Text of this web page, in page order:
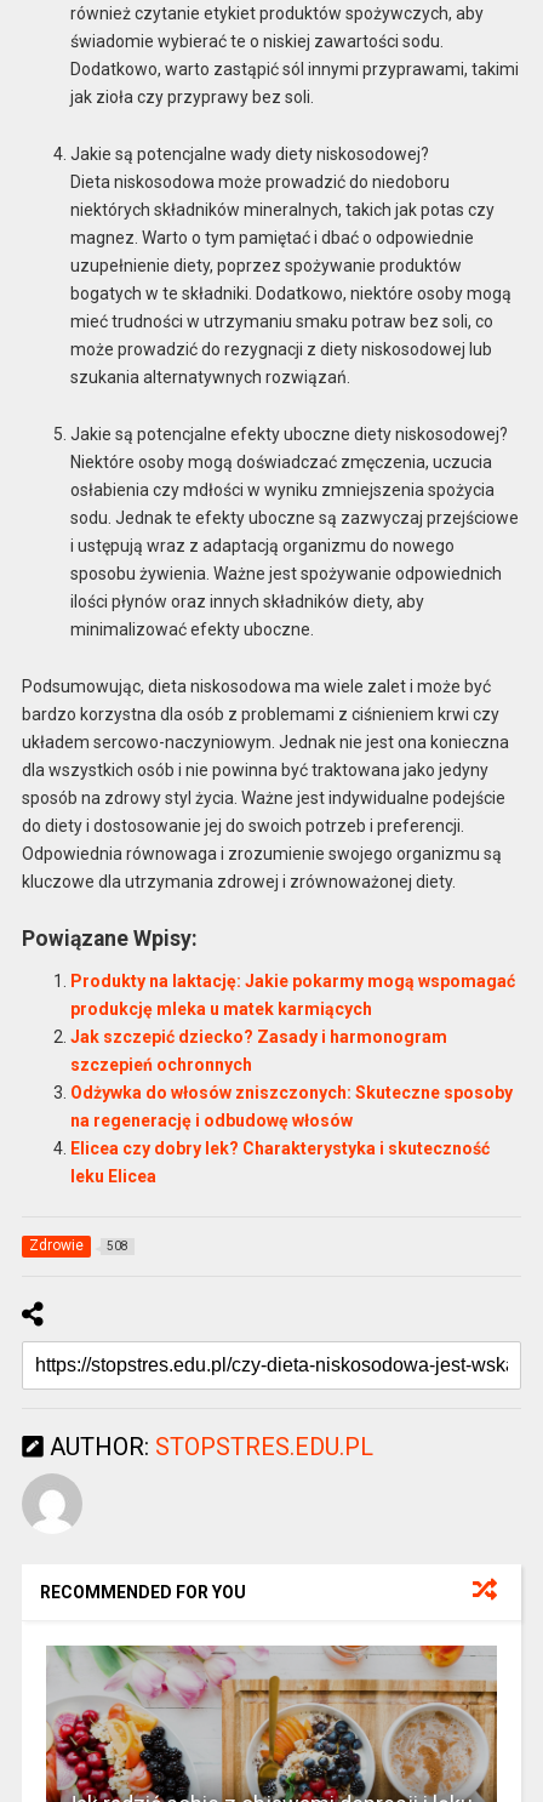
również czytanie etykiet produktów spożywczych, aby
świadomie wybierać te o niskiej zawartości sodu.
Dodatkowo, warto zastąpić sól innymi przyprawami, takimi
jak zioła czy przyprawy bez soli.
Jakie są potencjalne wady diety niskosodowej?
Dieta niskosodowa może prowadzić do niedoboru
niektórych składników mineralnych, takich jak potas czy
magnez. Warto o tym pamiętać i dbać o odpowiednie
uzupełnienie diety, poprzez spożywanie produktów
bogatych w te składniki. Dodatkowo, niektóre osoby mogą
mieć trudności w utrzymaniu smaku potraw bez soli, co
może prowadzić do rezygnacji z diety niskosodowej lub
szukania alternatywnych rozwiązań.
Jakie są potencjalne efekty uboczne diety niskosodowej?
Niektóre osoby mogą doświadczać zmęczenia, uczucia
osłabienia czy mdłości w wyniku zmniejszenia spożycia
sodu. Jednak te efekty uboczne są zazwyczaj przejściowe
i ustępują wraz z adaptacją organizmu do nowego
sposobu żywienia. Ważne jest spożywanie odpowiednich
ilości płynów oraz innych składników diety, aby
minimalizować efekty uboczne.
Podsumowując, dieta niskosodowa ma wiele zalet i może być
bardzo korzystna dla osób z problemami z ciśnieniem krwi czy
układem sercowo-naczyniowym. Jednak nie jest ona konieczna
dla wszystkich osób i nie powinna być traktowana jako jedyny
sposób na zdrowy styl życia. Ważne jest indywidualne podejście
do diety i dostosowanie jej do swoich potrzeb i preferencji.
Odpowiednia równowaga i zrozumienie swojego organizmu są
kluczowe dla utrzymania zdrowej i zrównoważonej diety.
Powiązane Wpisy:
Produkty na laktację: Jakie pokarmy mogą wspomagać
produkcję mleka u matek karmiących
Jak szczepić dziecko? Zasady i harmonogram
szczepień ochronnych
Odżywka do włosów zniszczonych: Skuteczne sposoby
na regenerację i odbudowę włosów
Elicea czy dobry lek? Charakterystyka i skuteczność
leku Elicea
Zdrowie 508
AUTHOR: STOPSTRES.EDU.PL
RECOMMENDED FOR YOU